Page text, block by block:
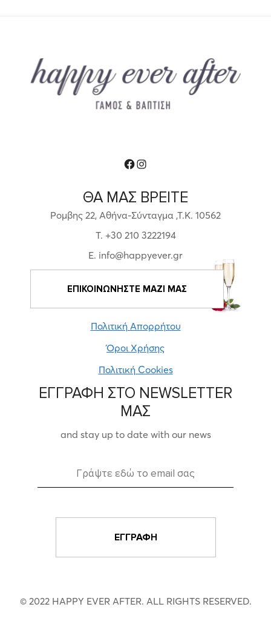
ΘΑ ΜΑΣ ΒΡΕΙΤΕ
Ρομβης 22, Αθήνα-Σύνταγμα ,Τ.Κ. 10562
T. +30 210 3222194
E. info@happyever.gr
ΕΠΙΚΟΙΝΩΝΗΣΤΕ ΜΑΖΙ ΜΑΣ
Πολιτική Απορρήτου
Όροι Χρήσης
Πολιτική Cookies
Facebook
Instagram
ΕΓΓΡΑΦΗ ΣΤΟ NEWSLETTER
ΜΑΣ
and stay up to date with our news
© 2022 HAPPY EVER AFTER. ALL RIGHTS RESERVED.